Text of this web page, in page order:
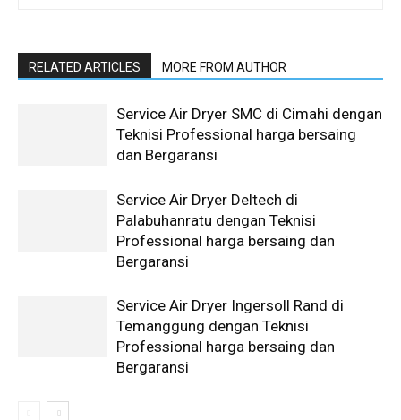
RELATED ARTICLES MORE FROM AUTHOR
Service Air Dryer SMC di Cimahi dengan
Teknisi Professional harga bersaing
dan Bergaransi
Service Air Dryer Deltech di
Palabuhanratu dengan Teknisi
Professional harga bersaing dan
Bergaransi
Service Air Dryer Ingersoll Rand di
Temanggung dengan Teknisi
Professional harga bersaing dan
Bergaransi